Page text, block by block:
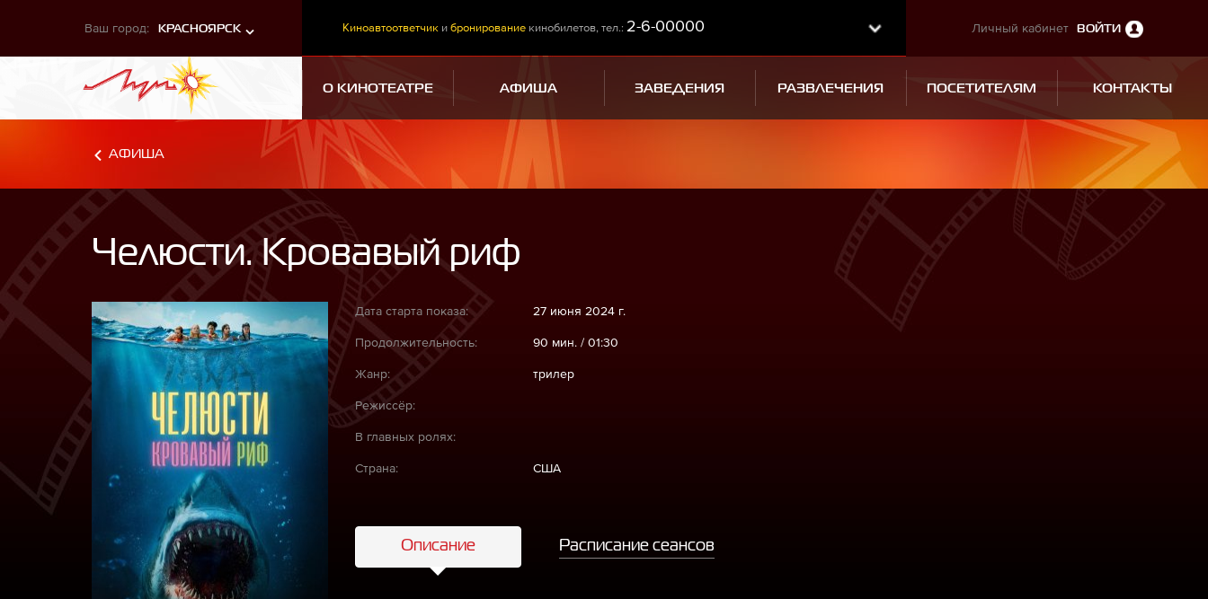
Ваш город: КРАСНОЯРСК Киноавтоответчик и бронирование кинобилетов, тел.: 2-6-00000 Личный кабинет ВОЙТИ
О КИНОТЕАТРЕ АФИША ЗАВЕДЕНИЯ РАЗВЛЕЧЕНИЯ ПОСЕТИТЕЛЯМ КОНТАКТЫ
АФИША
Челюсти. Кровавый риф
Дата старта показа: 27 июня 2024 г.
Продолжительность: 90 мин. / 01:30
Жанр: трилер
Режиссёр:
В главных ролях:
Страна: США
Описание Расписание сеансов